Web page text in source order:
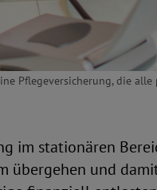
Pflegeversicherung, die
im stationären
übergehen und